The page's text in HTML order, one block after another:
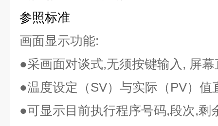
参照标准
画面显示功能:
●采画面对谈式,无须按键输入, 屏
●温度设定（SV）与实际（PV）值
●可显示目前执行程序号码,段次,剩